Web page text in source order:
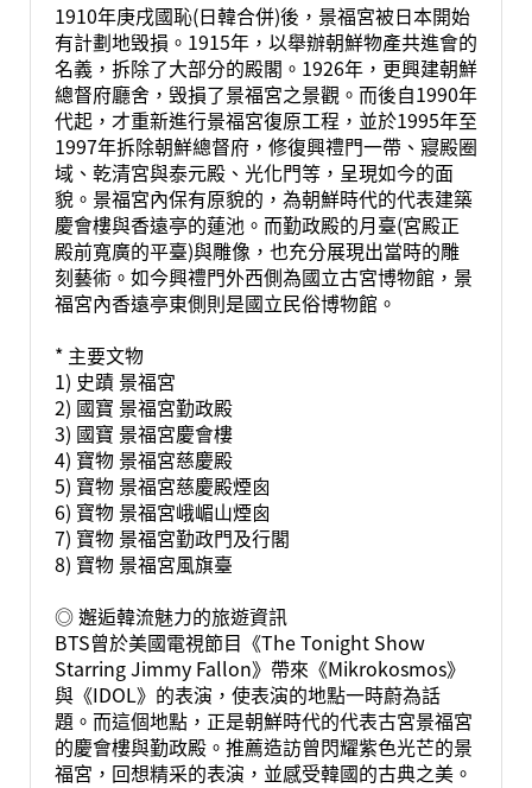
1910年庚戌國恥(日韓合併)後，景福宮被日本開始
有計劃地毁損。1915年，以舉辦朝鮮物產共進會的
名義，拆除了大部分的殿閣。1926年，更興建朝鮮
總督府廳舍，毁損了景福宮之景觀。而後自1990年
代起，才重新進行景福宮復原工程，並於1995年至
1997年拆除朝鮮總督府，修復興禮門一帶、寢殿圈
域、乾清宮與泰元殿、光化門等，呈現如今的面
貌。景福宮內保有原貌的，為朝鮮時代的代表建築
慶會樓與香遠亭的蓮池。而勤政殿的月臺(宮殿正
殿前寬廣的平臺)與雕像，也充分展現出當時的雕
刻藝術。如今興禮門外西側為國立古宮博物館，景
福宮內香遠亭東側則是國立民俗博物館。
* 主要文物
1) 史蹟 景福宮
2) 國寶 景福宮勤政殿
3) 國寶 景福宮慶會樓
4) 寶物 景福宮慈慶殿
5) 寶物 景福宮慈慶殿煙囪
6) 寶物 景福宮峨嵋山煙囪
7) 寶物 景福宮勤政門及行閣
8) 寶物 景福宮風旗臺
◎ 邂逅韓流魅力的旅遊資訊
BTS曾於美國電視節目《The Tonight Show
Starring Jimmy Fallon》帶來《Mikrokosmos》
與《IDOL》的表演，使表演的地點一時蔚為話
題。而這個地點，正是朝鮮時代的代表古宮景福宮
的慶會樓與勤政殿。推薦造訪曾閃耀紫色光芒的景
福宮，回想精采的表演，並感受韓國的古典之美。